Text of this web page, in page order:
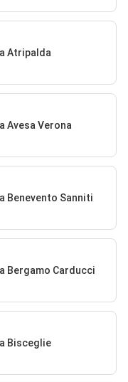
Atripalda
Avesa Verona
Benevento Sanniti
Bergamo Carducci
Bisceglie